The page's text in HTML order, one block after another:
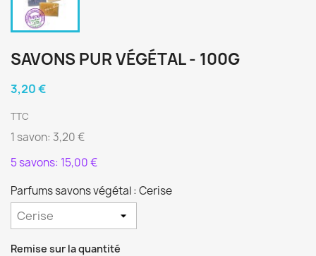
SAVONS PUR VÉGÉTAL - 100G
3,20 €
TTC
1 savon: 3,20 €
5 savons: 15,00 €
Parfums savons végétal : Cerise
Remise sur la quantité